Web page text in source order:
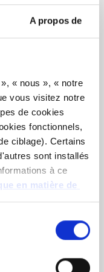
A propos de
« nous », « notre
vous visitez notre
de cookies
fonctionnels,
ciblage). Certains
sont installés
à ce
en matière de
du site
que des cookies
en tant que
élevées en
produit localement.
de quelles
chèvres provient
indépendante
(RMS),
du bien-être
et
de produits